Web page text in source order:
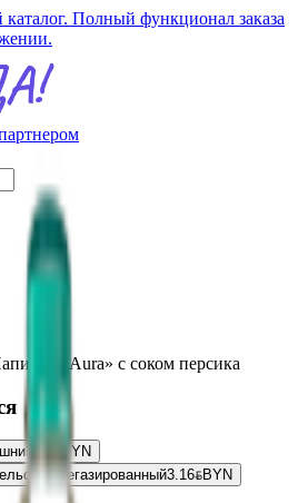
Полный функционал заказа
«Aura» с соком персика
3.16
BYN
негазированный3.16BYNBYN